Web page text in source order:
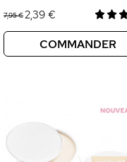
7,95 €2,39 €
COMMANDER